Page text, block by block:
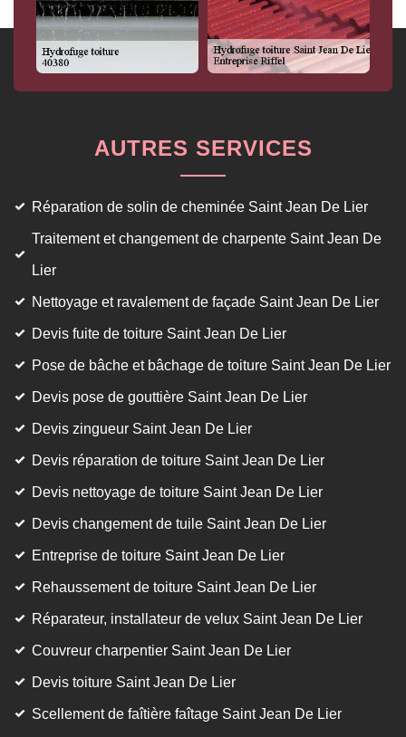
AUTRES SERVICES
Réparation de solin de cheminée Saint Jean De Lier
Traitement et changement de charpente Saint Jean De
Lier
Nettoyage et ravalement de façade Saint Jean De Lier
Devis fuite de toiture Saint Jean De Lier
Pose de bâche et bâchage de toiture Saint Jean De Lier
Devis pose de gouttière Saint Jean De Lier
Devis zingueur Saint Jean De Lier
Devis réparation de toiture Saint Jean De Lier
Devis nettoyage de toiture Saint Jean De Lier
Devis changement de tuile Saint Jean De Lier
Entreprise de toiture Saint Jean De Lier
Rehaussement de toiture Saint Jean De Lier
Réparateur, installateur de velux Saint Jean De Lier
Couvreur charpentier Saint Jean De Lier
Devis toiture Saint Jean De Lier
Scellement de faîtière faîtage Saint Jean De Lier